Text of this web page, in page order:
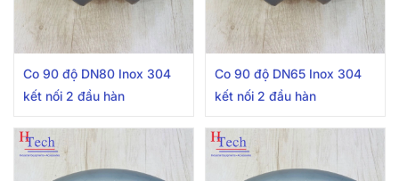
Co 90 độ DN80 Inox 304
kết nối 2 đầu hàn
Co 90 độ DN65 Inox 304
kết nối 2 đầu hàn